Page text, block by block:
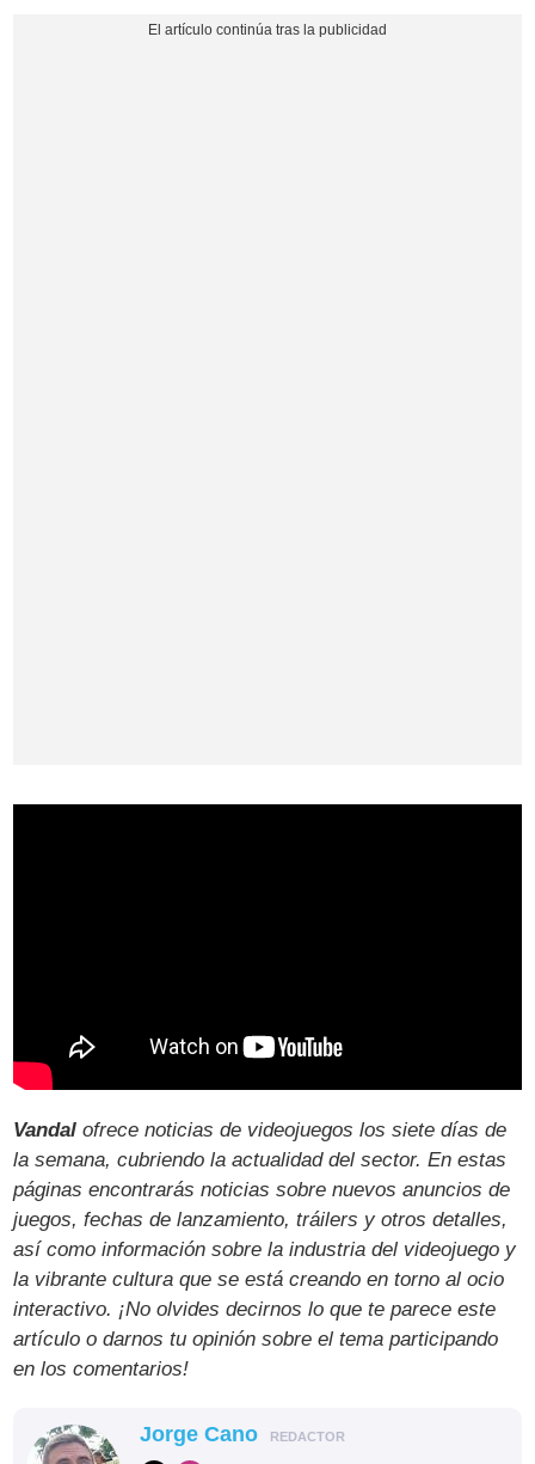
Vandal ofrece noticias de videojuegos los siete días de
la semana, cubriendo la actualidad del sector. En estas
páginas encontrarás noticias sobre nuevos anuncios de
juegos, fechas de lanzamiento, tráilers y otros detalles,
así como información sobre la industria del videojuego y
la vibrante cultura que se está creando en torno al ocio
interactivo. ¡No olvides decirnos lo que te parece este
artículo o darnos tu opinión sobre el tema participando
en los comentarios!
Jorge Cano REDACTOR